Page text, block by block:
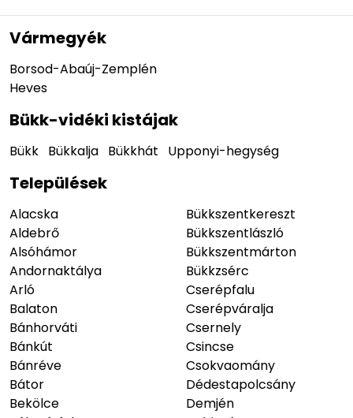
Vármegyék
Borsod-Abaúj-Zemplén
Heves
Bükk-vidéki kistájak
Bükk Bükkalja Bükkhát Upponyi-hegység
Települések
Alacska
Aldebrő
Alsóhámor
Andornaktálya
Arló
Balaton
Bánhorváti
Bánkút
Bánréve
Bátor
Bekölce
Bükkszentkereszt
Bükkszentlászló
Bükkszentmárton
Bükkzsérc
Cserépfalu
Cserépváralja
Csernely
Csincse
Csokvaomány
Dédestapolcsány
Demjén